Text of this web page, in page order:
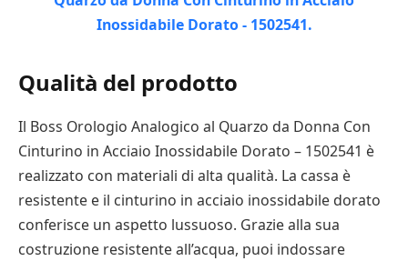
Qualità del prodotto
Il Boss Orologio Analogico al Quarzo da Donna Con
Cinturino in Acciaio Inossidabile Dorato – 1502541 è
realizzato con materiali di alta qualità. La cassa è
resistente e il cinturino in acciaio inossidabile dorato
conferisce un aspetto lussuoso. Grazie alla sua
costruzione resistente all’acqua, puoi indossare